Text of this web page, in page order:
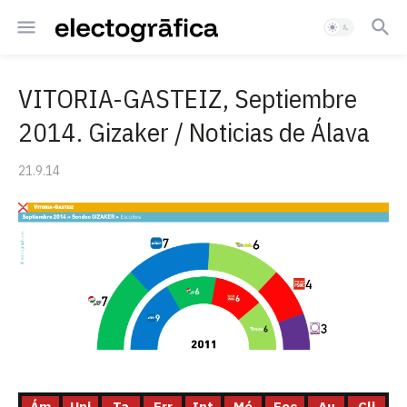
VITORIA-GASTEIZ, Septiembre
2014. Gizaker / Noticias de Álava
21.9.14